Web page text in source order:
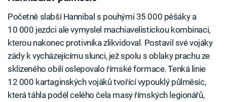
Početně slabší Hannibal s pouhými 35 000 pěšáky a
10 000 jezdci ale vymyslel machiavelistickou kombinaci,
kterou nakonec protivníka zlikvidoval. Postavil své vojáky
zády k vycházejícímu slunci, jež spolu s oblaky prachu ze
sklizeného obilí oslepovalo římské formace. Tenká linie
12 000 kartaginských vojáků tvořící vypouklý půlměsíc,
která táhla podél celého čela masy římských legionářů,